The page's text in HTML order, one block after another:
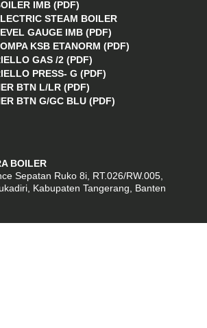
IMB (PDF)
STEAM BOILER
GAUGE IMB (PDF)
KSB ETANORM (PDF)
GAS /2 (PDF)
PRESS- G (PDF)
BTN L/LR (PDF)
BTN G/GC BLU (PDF)
BOILER
Sepatan Ruko 8i, RT.026/RW.005,
Kabupaten Tangerang, Banten